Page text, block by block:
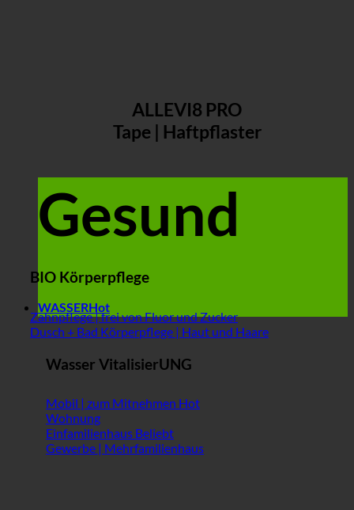
ALLEVI8 PRO
Tape | Haftpflaster
Gesund
BIO Körperpflege
Zahnpflege | frei von Fluor und Zucker
Dusch + Bad Körperpflege | Haut und Haare
WASSER
Wasser VitalisierUNG
Mobil | zum Mitnehmen
Wohnung
Einfamilienhaus
Gewerbe | Mehrfamilienhaus